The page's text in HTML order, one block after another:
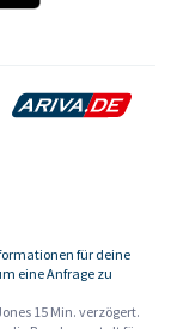
für deine
eine Anfrage zu
15 Min. verzögert.